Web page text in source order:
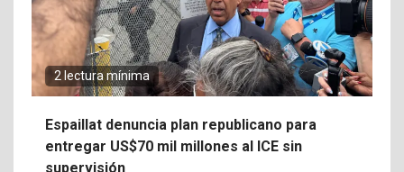
2 lectura mínima
Espaillat denuncia plan republicano para
entregar US$70 mil millones al ICE sin
supervisión